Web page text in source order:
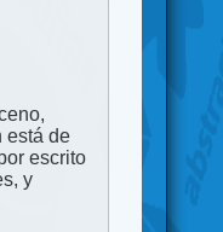
está de
escrito
y